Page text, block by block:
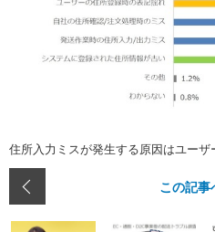
住所入力ミスが発生する原因はユー
この記事